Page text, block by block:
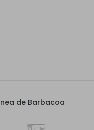
de Barbacoa